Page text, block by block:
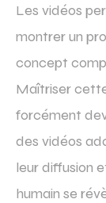
Les vidéos
montrer un
concept
Maîtriser
forcément
des vidéos
leur diffusion
humain se